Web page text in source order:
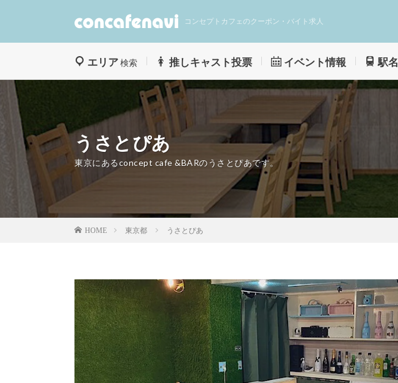
コンセプトカフェのクーポン・バイト求人
エリア検索 推しキャスト投票 イベント情報 駅名
うさとぴあ
東京にあるconcept cafe &BARのうさとぴあです。
HOME 東京都 うさとぴあ